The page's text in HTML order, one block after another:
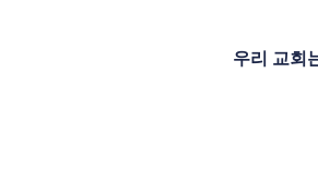
우리 교회